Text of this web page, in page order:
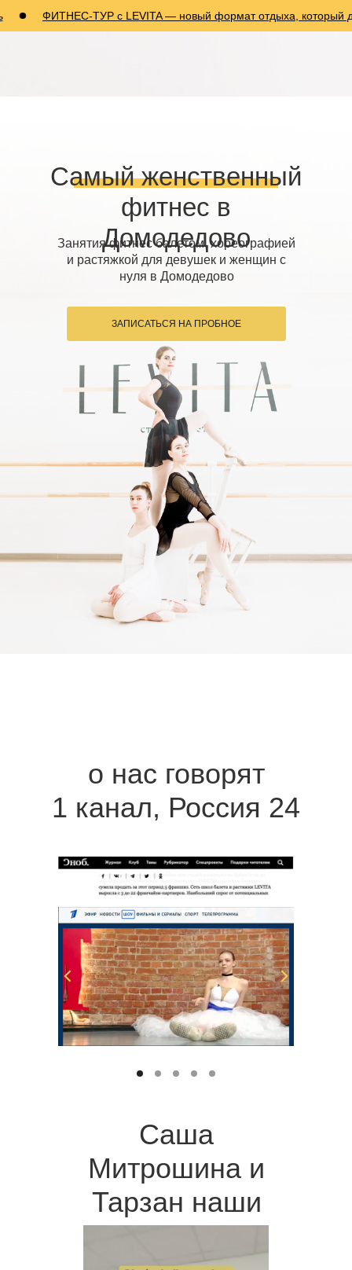
ФИТНЕС-ТУР с LEVITA — новый формат отдыха, который дарит
Самый женственный
фитнес в
Домодедово
Занятия фитнес балетом, хореографией
и растяжкой для девушек и женщин с
нуля в Домодедово
ЗАПИСАТЬСЯ НА ПРОБНОЕ
о нас говорят
1 канал, Россия 24
Саша
Митрошина и
Тарзан наши
клиенты